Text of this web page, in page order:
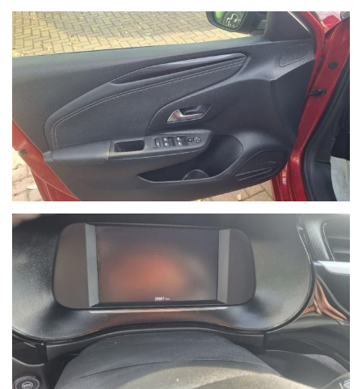
NON HAI TROVATO L'AUTO CHE
CERCHI?
Compila il modulo e ti contatteremo appena l'auto che